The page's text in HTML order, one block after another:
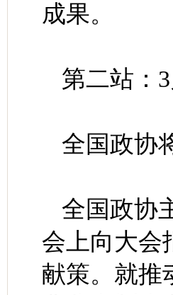
成果。
第二站：
全国政协
全国政协
会上向大会
献策。就推